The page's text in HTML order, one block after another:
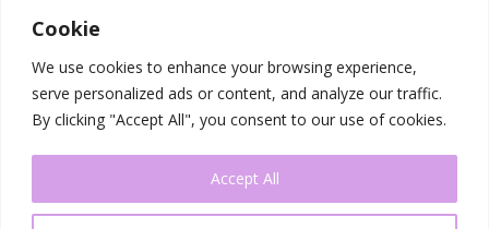
Cookie
We use cookies to enhance your browsing experience,
serve personalized ads or content, and analyze our traffic.
By clicking "Accept All", you consent to our use of cookies.
Accept All